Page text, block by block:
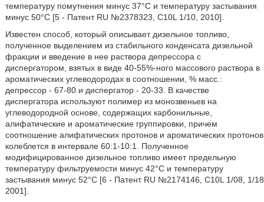
температуру помутнения минус 37°C и температуру застывания
минус 50°C [5 - Патент RU №2378323, C10L 1/10, 2010].
Известен способ, который описывает дизельное топливо,
полученное выделением из стабильного конденсата дизельной
фракции и введение в нее раствора депрессора с
диспергатором, взятых в виде 40-55%-ного массового раствора в
ароматических углеводородах в соотношении, % масс.:
депрессор - 67-80 и диспергатор - 20-33. В качестве
диспергатора используют полимер из монозвеньев на
углеводородной основе, содержащих карбонильные,
алифатические и ароматические группировки, причем
соотношение алифатических протонов и ароматических протонов
колеблется в интервале 60:1-10:1. Полученное
модифицированное дизельное топливо имеет предельную
температуру фильтруемости минус 42°C и температуру
застывания минус 52°C [6 - Патент RU №2174146, C10L 1/08, 1/18
2001].